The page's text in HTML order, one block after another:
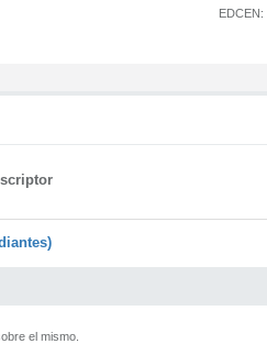
EDCEN:
el mismo.